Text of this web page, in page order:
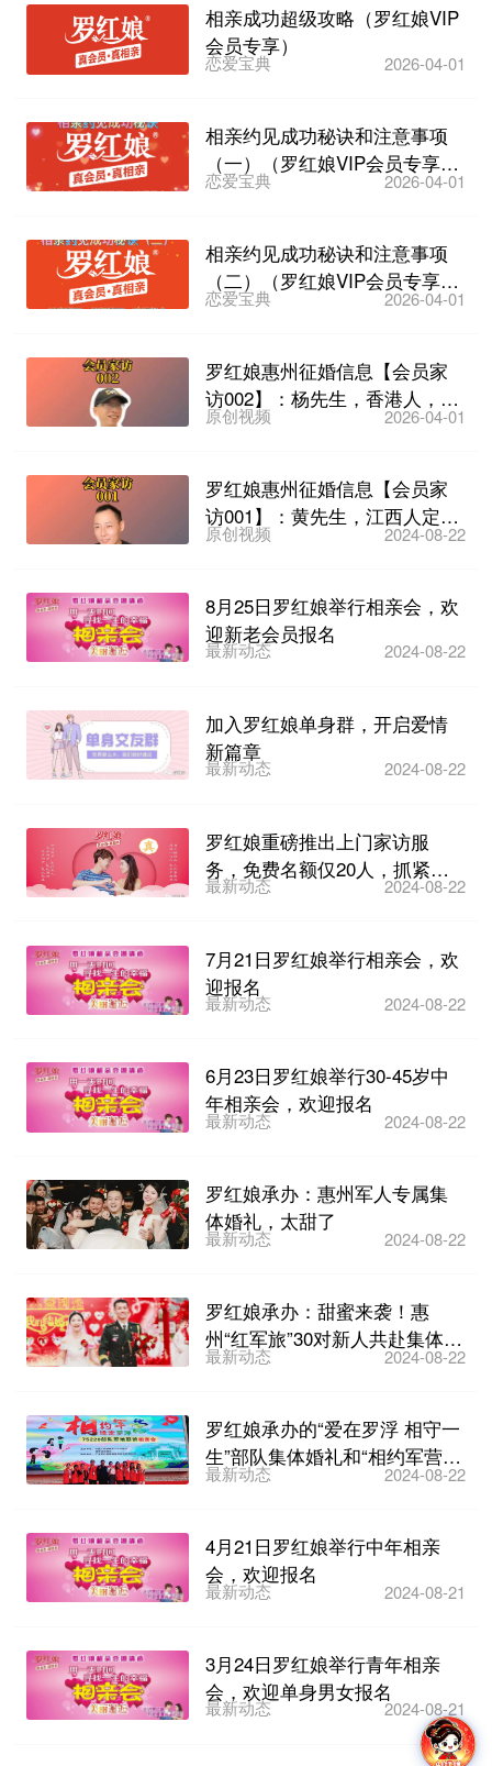
相亲成功超级攻略（罗红娘VIP
会员专享）
恋爱宝典 2026-04-01
相亲约见成功秘诀和注意事项
（一）（罗红娘VIP会员专享教
学视频）
恋爱宝典 2026-04-01
相亲约见成功秘诀和注意事项
（二）（罗红娘VIP会员专享教
学视频）
恋爱宝典 2026-04-01
罗红娘惠州征婚信息【会员家
访002】：杨先生，香港人，57
岁，离异，已在惠州...
原创视频 2026-04-01
罗红娘惠州征婚信息【会员家
访001】：黄先生，江西人定居
在惠州博罗湖镇，38...
原创视频 2024-08-22
8月25日罗红娘举行相亲会，欢
迎新老会员报名
最新动态 2024-08-22
加入罗红娘单身群，开启爱情
新篇章
最新动态 2024-08-22
罗红娘重磅推出上门家访服
务，免费名额仅20人，抓紧报
名！
最新动态 2024-08-22
7月21日罗红娘举行相亲会，欢
迎报名
最新动态 2024-08-22
6月23日罗红娘举行30-45岁中
年相亲会，欢迎报名
最新动态 2024-08-22
罗红娘承办：惠州军人专属集
体婚礼，太甜了
最新动态 2024-08-22
罗红娘承办：甜蜜来袭！惠
州“红军旅”30对新人共赴集体婚
礼
最新动态 2024-08-22
罗红娘承办的“爱在罗浮 相守一
生”部队集体婚礼和“相约军营
缘定罗浮”军地联...
最新动态 2024-08-22
4月21日罗红娘举行中年相亲
会，欢迎报名
最新动态 2024-08-21
3月24日罗红娘举行青年相亲
会，欢迎单身男女报名
最新动态 2024-08-21